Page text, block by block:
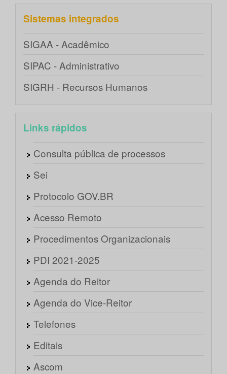
Sistemas integrados
SIGAA - Acadêmico
SIPAC - Administrativo
SIGRH - Recursos Humanos
Links rápidos
Consulta pública de processos
Sei
Protocolo GOV.BR
Acesso Remoto
Procedimentos Organizacionais
PDI 2021-2025
Agenda do Reitor
Agenda do Vice-Reitor
Telefones
Editais
Ascom